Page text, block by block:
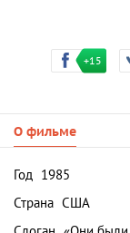
+15
О фильме
Год 1985
Страна США